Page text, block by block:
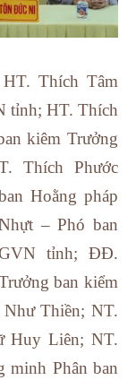
Thích Tâm
tỉnh; HT. Thích
kiêm Trưởng
Thích Phước
Hoằng pháp
– Phó ban
tỉnh; ĐĐ.
ban kiểm
Thiền; NT.
Huy Liên; NT.
Phân ban